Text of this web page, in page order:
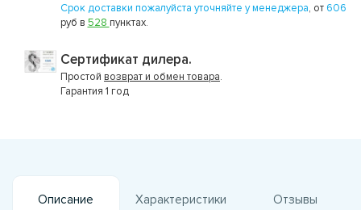
Срок доставки пожалуйста уточняйте у менеджера, от 606
руб в 528 пунктах.
Сертификат дилера.
Простой возврат и обмен товара.
Гарантия 1 год
Описание Характеристики Отзывы